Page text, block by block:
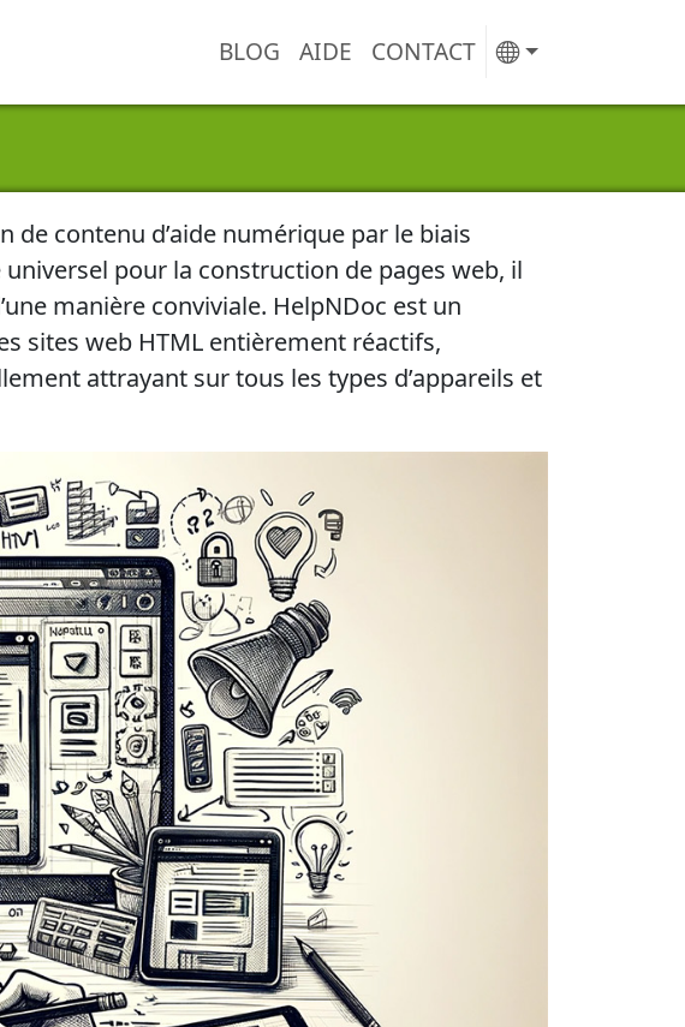
submenu BLOG AIDE CONTACT
de contenu d’aide numérique par le biais
universel pour la construction de pages web, il
manière conviviale. HelpNDoc est un
sites web HTML entièrement réactifs,
attrayant surtous les types d’appareils et